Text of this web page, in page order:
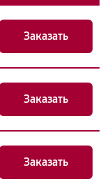
Заказать
Заказать
Заказать